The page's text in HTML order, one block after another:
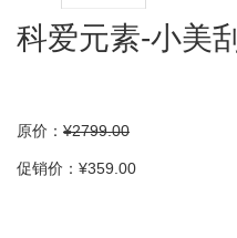
科爱元素-小美刮
原价： ¥2799.00
促销价：¥359.00